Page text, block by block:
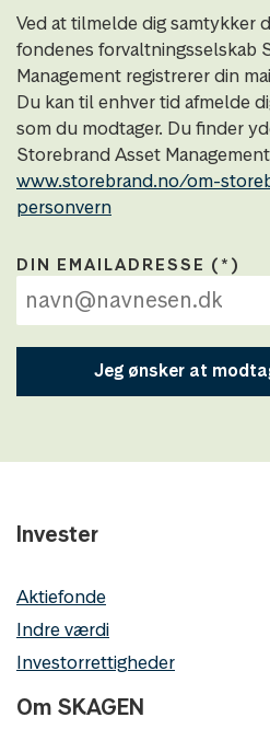
Ved at tilmelde dig samtykker
fondenes forvaltningsselskab
Management registrerer din
Du kan til enhver tid afmelde
som du modtager. Du finder
Storebrand Asset
www.storebrand.no/om-
personvern
DIN EMAILADRESSE
Jeg ønsker at
Invester
Aktiefonde
Indre værdi
Investorrettigheder
Om SKAGEN